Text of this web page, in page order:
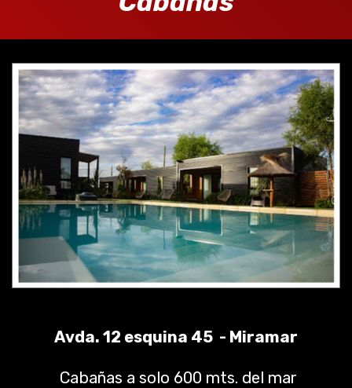
Avda. 12 esquina 45 - Miramar
Cabañas a solo 600 mts. del mar